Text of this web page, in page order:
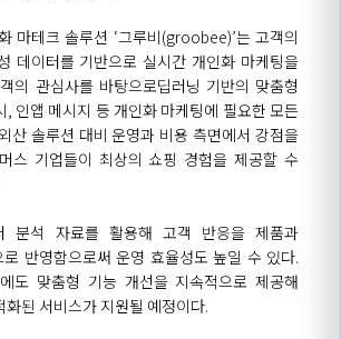
마테크 솔루션 ‘그루비(groobee)’는 고객의
데이터를 기반으로 실시간 개인화 마케팅을
의 관심사를 바탕으로딥러닝 기반의 맞춤형
, 인앱 메시지 등 개인화 마케팅에 필요한 모든
산 솔루션 대비 운영과 비용 측면에서 강점을
스 기업들이 최상의 쇼핑 경험을 제공할 수
분석 자료를 활용해 고객 반응을 제품과
로 반영함으로써 운영 효율성도 높일 수 있다.
도 맞춤형 기능 개선을 지속적으로제공해
화된 서비스가 지원될 예정이다.